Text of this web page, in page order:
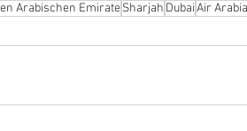
Arabischen EmirateSharjah DubaiAir Arabia